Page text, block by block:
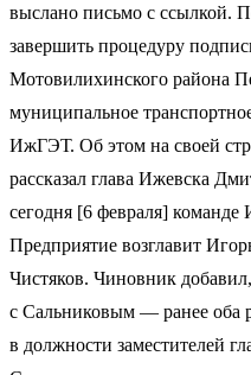
выслано письмо с ссылкой.
завершить процедуру
Мотовилихинского района
муниципальное
ИжГЭТ. Об этом на своей
рассказал глава Ижевска
сегодня [6 февраля]
Предприятие возглавит
Чистяков. Чиновник
с Сальниковым — ранее оба
в должности заместителей